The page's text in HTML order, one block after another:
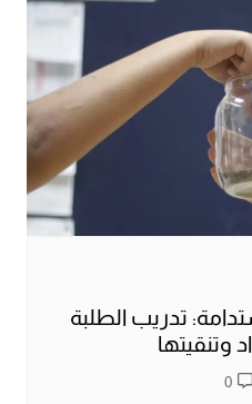
تدريب الطلبة
وتنقيتها
0